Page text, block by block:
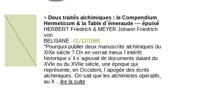
> Deux traités alchimiques : le Compendium
Hermeticum & la Table d´émeraude --- épuisé
HERBERT Friedrich & MEYER Johann Friedrich
von
BELISANE : 01/12/1988
"Pourquoi publier deux manuscrits alchimiques du
XIXe siècle ? On en verrait mieux l´intérêt
historique s´il s´agissait de documents datant du
XVIe ou du XVIIe siècle, une époque qui
représente, en Occident, l´apogée des écrits
alchimiques. On sait que les alchimistes opératifs,
au X ... lire la suite